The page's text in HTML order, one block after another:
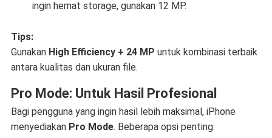
ingin hemat storage, gunakan 12 MP.
Tips:
Gunakan High Efficiency + 24 MP untuk kombinasi terbaik
antara kualitas dan ukuran file.
Pro Mode: Untuk Hasil Profesional
Bagi pengguna yang ingin hasil lebih maksimal, iPhone
menyediakan Pro Mode. Beberapa opsi penting: